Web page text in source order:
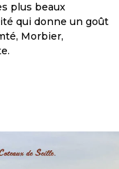
plus beaux
qui donne un goût
Morbier,